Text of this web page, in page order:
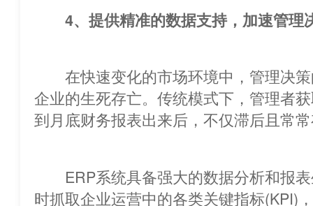
4、提供精准的数据支持，加速管理
在快速变化的市场环境中，管理决
企业的生死存亡。传统模式下，管理者
到月底财务报表出来后，不仅滞后且常
ERP系统具备强大的数据分析和报表
时抓取企业运营中的各类关键指标(KPI)